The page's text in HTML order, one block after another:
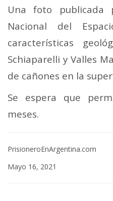
Una foto publicada
Nacional del
características
Schiaparelli y Valles
de cañones en la
Se espera que
meses.
PrisioneroEnArgentina.com
Mayo 16, 2021